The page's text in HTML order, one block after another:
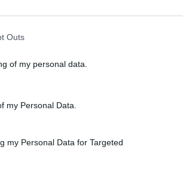
Outs
of my personal data.
my Personal Data.
my Personal Data for Targeted